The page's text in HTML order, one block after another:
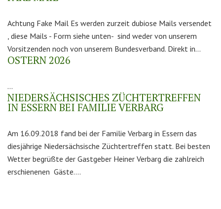
Achtung Fake Mail Es werden zurzeit dubiose Mails versendet
, diese Mails - Form siehe unten- sind weder von unserem
Vorsitzenden noch von unserem Bundesverband. Direkt in...
OSTERN 2026
...
NIEDERSÄCHSISCHES ZÜCHTERTREFFEN
IN ESSERN BEI FAMILIE VERBARG
Am 16.09.2018 fand bei der Familie Verbarg in Essern das
diesjährige Niedersächsische Züchtertreffen statt. Bei besten
Wetter begrüßte der Gastgeber Heiner Verbarg die zahlreich
erschienenen Gäste....